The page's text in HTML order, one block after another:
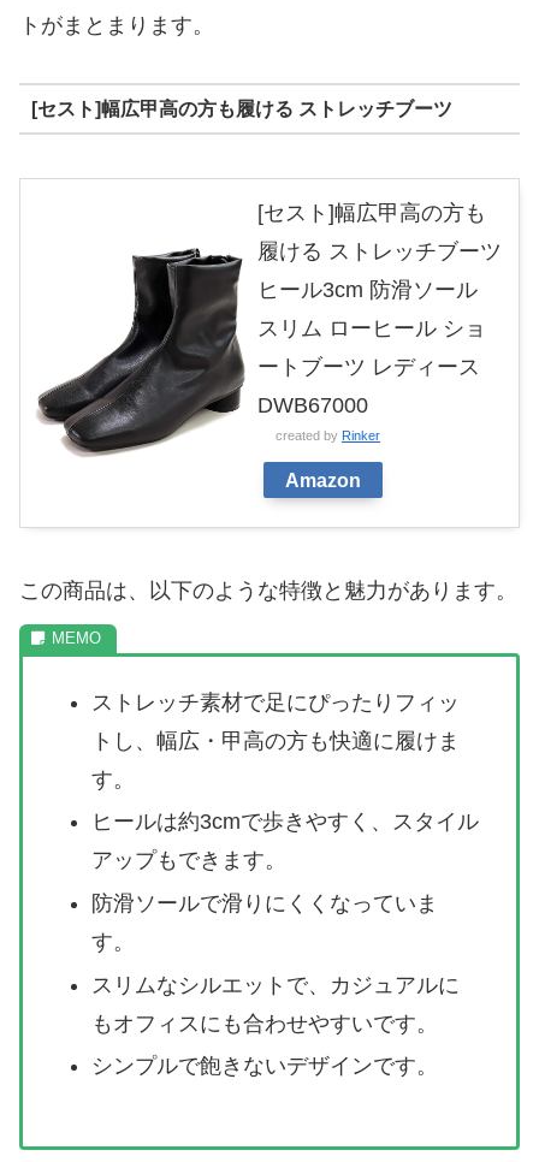
トがまとまります。
[セスト]幅広甲高の方も履ける ストレッチブーツ
[セスト]幅広甲高の方も
履ける ストレッチブーツ
ヒール3cm 防滑ソール
スリム ローヒール ショ
ートブーツ レディース
DWB67000
created by Rinker
Amazon
この商品は、以下のような特徴と魅力があります。
ストレッチ素材で足にぴったりフィッ
トし、幅広・甲高の方も快適に履けま
す。
ヒールは約3cmで歩きやすく、スタイル
アップもできます。
防滑ソールで滑りにくくなっていま
す。
スリムなシルエットで、カジュアルに
もオフィスにも合わせやすいです。
シンプルで飽きないデザインです。